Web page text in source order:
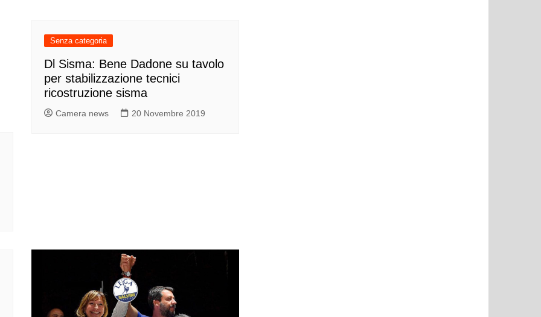
Senza categoria
Dl Sisma: Bene Dadone su tavolo
per stabilizzazione tecnici
ricostruzione sisma
Camera news 20 Novembre 2019